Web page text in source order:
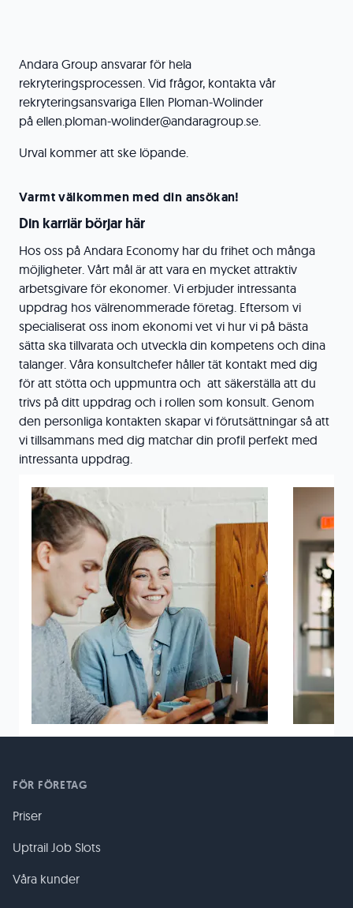
Andara Group ansvarar för hela
rekryteringsprocessen. Vid frågor, kontakta vår
rekryteringsansvariga Ellen Ploman-Wolinder
på ellen.ploman-wolinder@andaragroup.se.
Urval kommer att ske löpande.
Varmt välkommen med din ansökan!
Din karriär börjar här
Hos oss på Andara Economy har du frihet och många
möjligheter. Vårt mål är att vara en mycket attraktiv
arbetsgivare för ekonomer. Vi erbjuder intressanta
uppdrag hos välrenommerade företag. Eftersom vi
specialiserat oss inom ekonomi vet vi hur vi på bästa
sätta ska tillvarata och utveckla din kompetens och dina
talanger. Våra konsultchefer håller tät kontakt med dig
för att stötta och uppmuntra och att säkerställa att du
trivs på ditt uppdrag och i rollen som konsult. Genom
den personliga kontakten skapar vi förutsättningar så att
vi tillsammans med dig matchar din profil perfekt med
intressanta uppdrag.
FÖR FÖRETAG
Priser
Uptrail Job Slots
Våra kunder